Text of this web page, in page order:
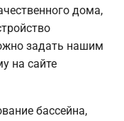
дома,
задать нашим
на сайте
бассейна,